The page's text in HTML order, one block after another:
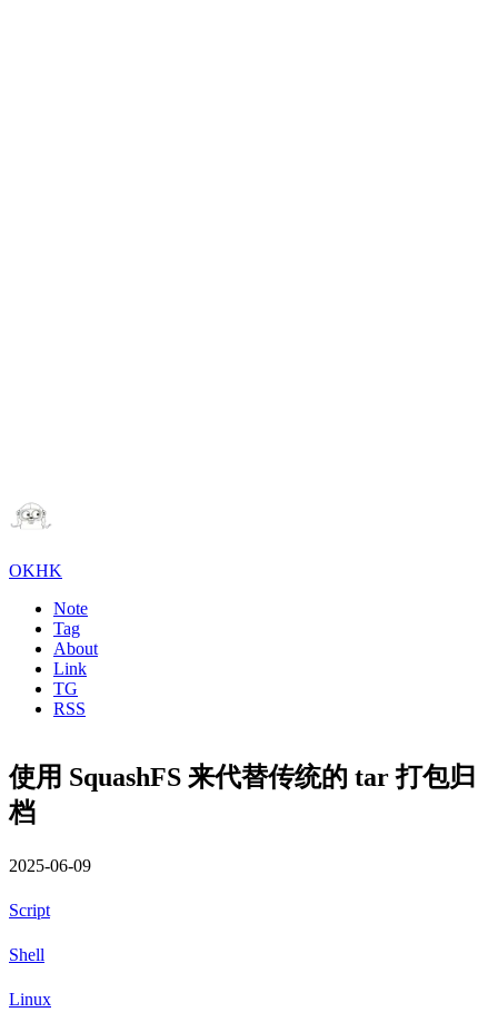
OKHK
Note
Tag
About
Link
TG
RSS
使用 SquashFS 来代替传统的 tar 打包归
档
2025-06-09
Script
Shell
Linux